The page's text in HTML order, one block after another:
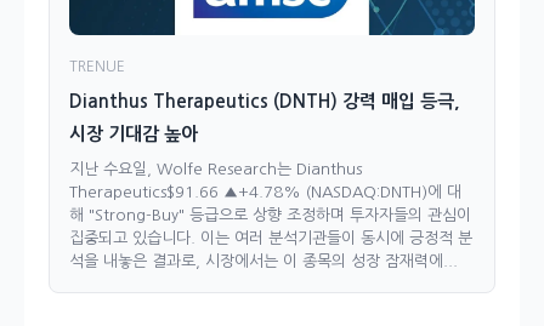
TRENUE
Dianthus Therapeutics (DNTH) 강력 매입 등극,
시장 기대감 높아
지난 수요일, Wolfe Research는 Dianthus
Therapeutics$91.66 ▲+4.78% (NASDAQ:DNTH)에 대
해 "Strong-Buy" 등급으로 상향 조정하며 투자자들의 관심이
집중되고 있습니다. 이는 여러 분석기관들이 동시에 긍정적 분
석을 내놓은 결과로, 시장에서는 이 종목의 성장 잠재력에...